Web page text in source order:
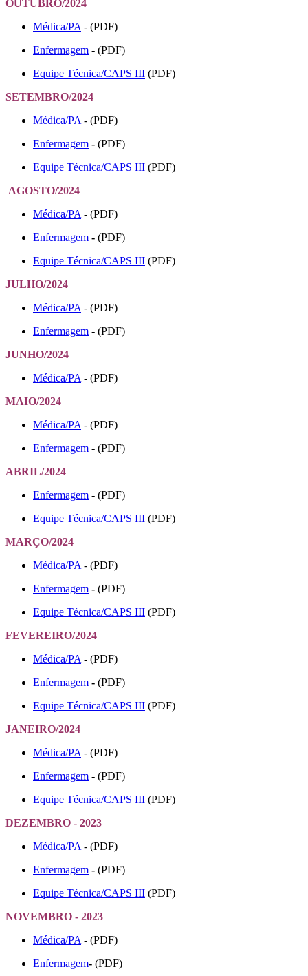
OUTUBRO/2024
Médica/PA - (PDF)
Enfermagem - (PDF)
Equipe Técnica/CAPS III (PDF)
SETEMBRO/2024
Médica/PA - (PDF)
Enfermagem - (PDF)
Equipe Técnica/CAPS III (PDF)
AGOSTO/2024
Médica/PA - (PDF)
Enfermagem - (PDF)
Equipe Técnica/CAPS III (PDF)
JULHO/2024
Médica/PA - (PDF)
Enfermagem - (PDF)
JUNHO/2024
Médica/PA - (PDF)
MAIO/2024
Médica/PA - (PDF)
Enfermagem - (PDF)
ABRIL/2024
Enfermagem - (PDF)
Equipe Técnica/CAPS III (PDF)
MARÇO/2024
Médica/PA - (PDF)
Enfermagem - (PDF)
Equipe Técnica/CAPS III (PDF)
FEVEREIRO/2024
Médica/PA - (PDF)
Enfermagem - (PDF)
Equipe Técnica/CAPS III (PDF)
JANEIRO/2024
Médica/PA - (PDF)
Enfermagem - (PDF)
Equipe Técnica/CAPS III (PDF)
DEZEMBRO - 2023
Médica/PA - (PDF)
Enfermagem - (PDF)
Equipe Técnica/CAPS III (PDF)
NOVEMBRO - 2023
Médica/PA - (PDF)
Enfermagem- (PDF)